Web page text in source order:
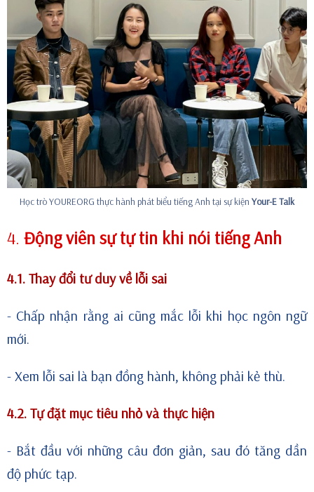
Học trò YOUREORG thực hành phát biểu tiếng Anh tại sự kiện Your-E Talk
4. Động viên sự tự tin khi nói tiếng Anh
4.1. Thay đổi tư duy về lỗi sai
- Chấp nhận rằng ai cũng mắc lỗi khi học ngôn ngữ
mới.
- Xem lỗi sai là bạn đồng hành, không phải kẻ thù.
4.2. Tự đặt mục tiêu nhỏ và thực hiện
- Bắt đầu với những câu đơn giản, sau đó tăng dần
độ phức tạp.